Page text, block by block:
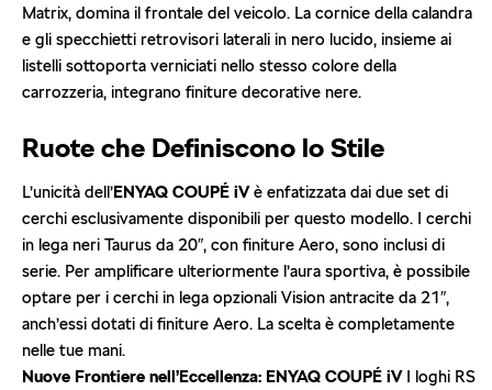
Matrix, domina il frontale del veicolo. La cornice della calandra
e gli specchietti retrovisori laterali in nero lucido, insieme ai
listelli sottoporta verniciati nello stesso colore della
carrozzeria, integrano finiture decorative nere.
Ruote che Definiscono lo Stile
L’unicità dell’ENYAQ COUPÉ iVè enfatizzata dai due set di
cerchi esclusivamente disponibili per questo modello. I cerchi
in lega neri Taurus da 20″, con finiture Aero, sono inclusi di
serie. Per amplificare ulteriormente l’aura sportiva, è possibile
optare per i cerchi in lega opzionali Vision antracite da 21″,
anch’essi dotati di finiture Aero. La scelta è completamente
nelle tue mani.
Nuove Frontiere nell’Eccellenza: ENYAQ COUPÉ iVI loghi RS